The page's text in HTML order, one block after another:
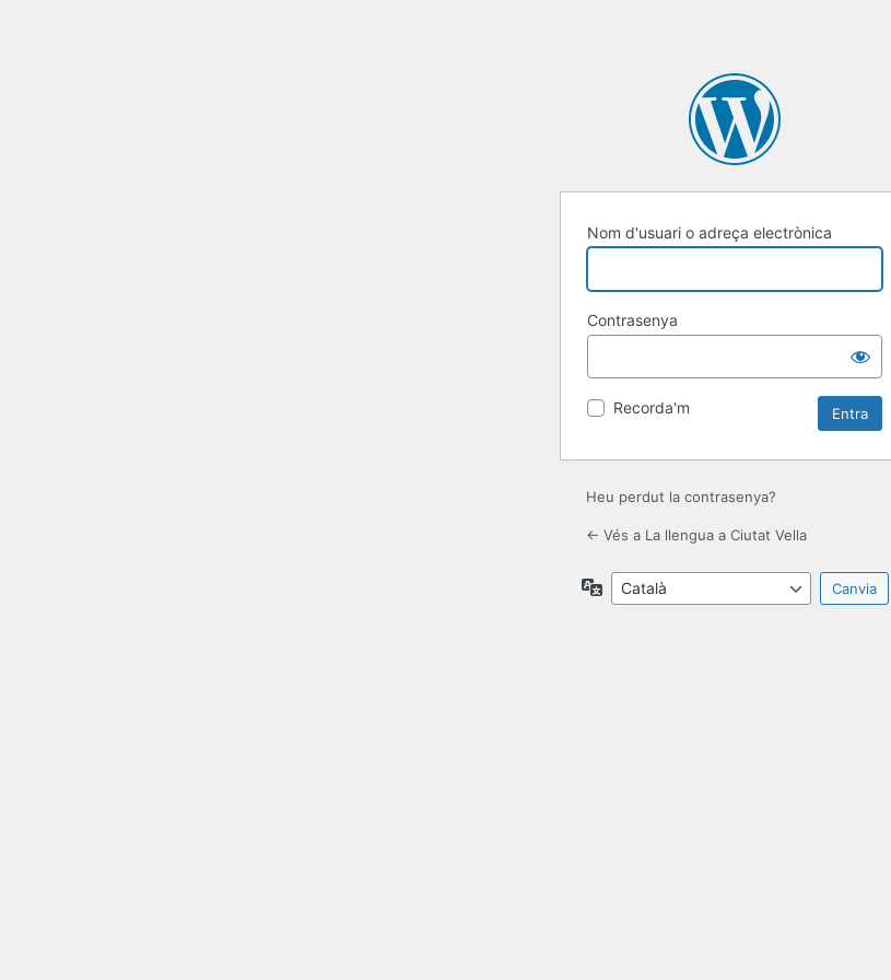
Nom d'usuari o adreça electrònica
Contrasenya
Recorda'm
Heu perdut la contrasenya?
← Vés a La llengua a Ciutat Vella
Idioma